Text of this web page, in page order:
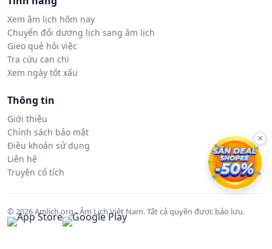
Xem âm lịch hôm nay
Chuyển đổi dương lịch sang âm lịch
Gieo quẻ hỏi việc
Tra cứu can chi
Xem ngày tốt xấu
Thông tin
Giới thiệu
Chính sách bảo mật
Điều khoản sử dụng
Liên hệ
Truyện cổ tích
© 2026 Amlich.org - Âm Lịch Việt Nam. Tất cả quyền được bảo lưu.
×